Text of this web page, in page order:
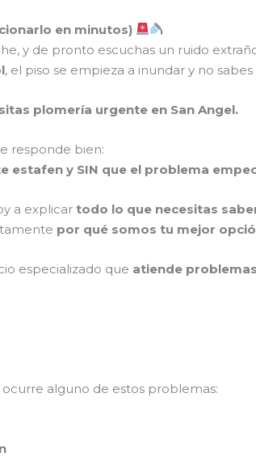
en minutos)
y de pronto escuchas un ruido
, el piso se empieza a inundar y no
plomería urgente en San Angel.
responde bien:
estafen y SIN que el problema
a explicar todo lo que necesitas
por qué somos tu mejor
especializado que atiende
ocurre alguno de estos problemas: